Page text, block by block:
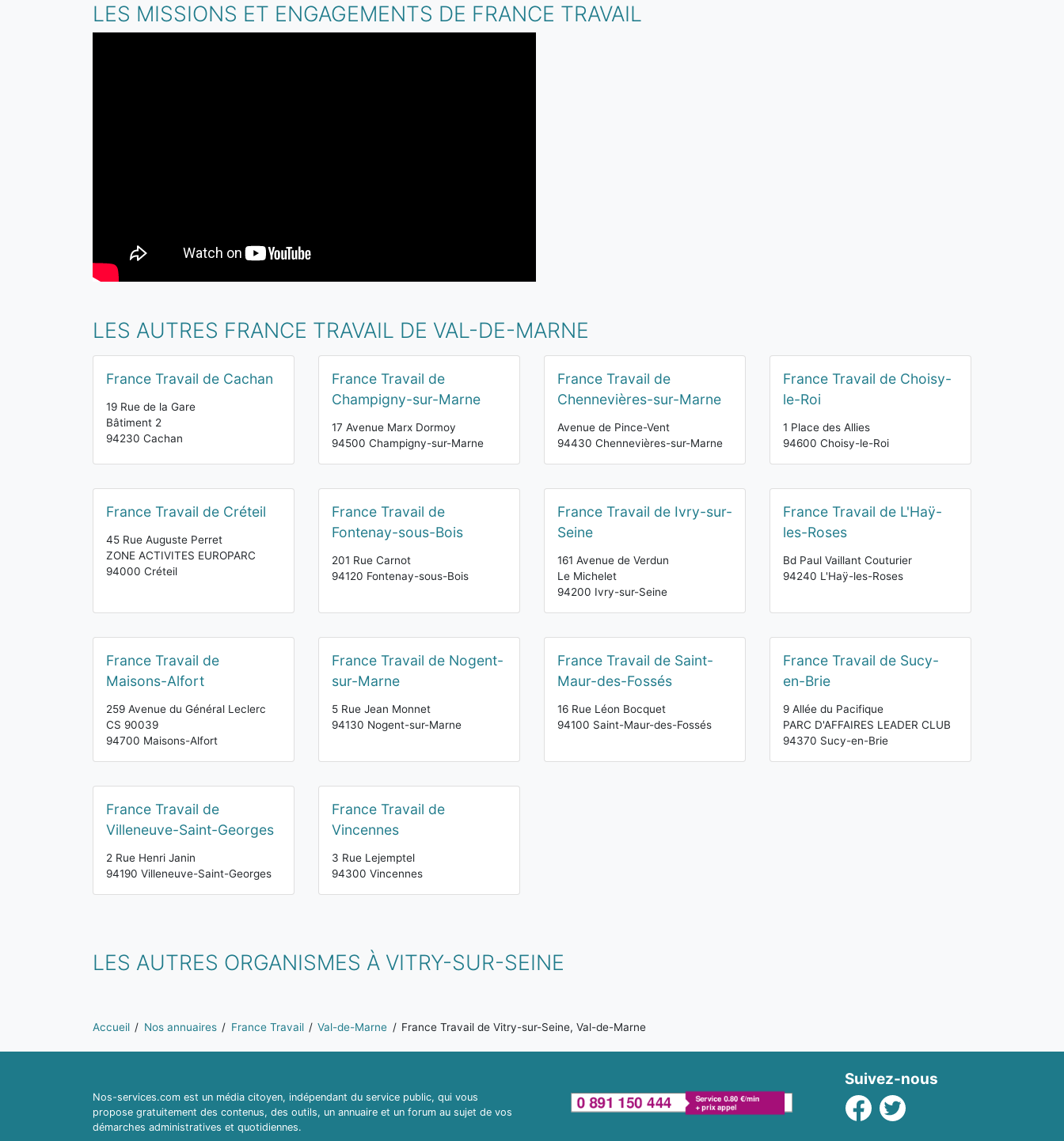
LES MISSIONS ET ENGAGEMENTS DE FRANCE TRAVAIL
LES AUTRES FRANCE TRAVAIL DE VAL-DE-MARNE
France Travail de Cachan
19 Rue de la Gare
Bâtiment 2
94230 Cachan
France Travail de
Champigny-sur-Marne
17 Avenue Marx Dormoy
94500 Champigny-sur-Marne
France Travail de
Chennevières-sur-Marne
Avenue de Pince-Vent
94430 Chennevières-sur-Marne
France Travail de Choisy-
le-Roi
1 Place des Allies
94600 Choisy-le-Roi
France Travail de Créteil
45 Rue Auguste Perret
ZONE ACTIVITES EUROPARC
94000 Créteil
France Travail de
Fontenay-sous-Bois
201 Rue Carnot
94120 Fontenay-sous-Bois
France Travail de Ivry-sur-
Seine
161 Avenue de Verdun
Le Michelet
94200 Ivry-sur-Seine
France Travail de L'Haÿ-
les-Roses
Bd Paul Vaillant Couturier
94240 L'Haÿ-les-Roses
France Travail de
Maisons-Alfort
259 Avenue du Général Leclerc
CS 90039
94700 Maisons-Alfort
France Travail de Nogent-
sur-Marne
5 Rue Jean Monnet
94130 Nogent-sur-Marne
France Travail de Saint-
Maur-des-Fossés
16 Rue Léon Bocquet
94100 Saint-Maur-des-Fossés
France Travail de Sucy-
en-Brie
9 Allée du Pacifique
PARC D'AFFAIRES LEADER CLUB
94370 Sucy-en-Brie
France Travail de
Villeneuve-Saint-Georges
2 Rue Henri Janin
94190 Villeneuve-Saint-Georges
France Travail de
Vincennes
3 Rue Lejemptel
94300 Vincennes
LES AUTRES ORGANISMES À VITRY-SUR-SEINE
Vous êtes ici:
Accueil Nos annuaires France Travail Val-de-Marne France Travail de Vitry-sur-Seine, Val-de-Marne
Nos-services.com est un média citoyen, indépendant du service public, qui vous
propose gratuitement des contenus, des outils, un annuaire et un forum au sujet de vos
démarches administratives et quotidiennes.
Suivez-nous
Facebook
Twitter